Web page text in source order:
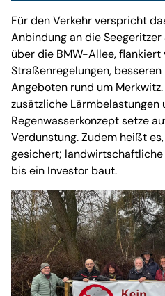
Für den Verkehr verspricht
Anbindung an die
über die BMW-Allee, flankiert
Straßenregelungen,
Angeboten rund um
zusätzliche Lärmbelastungen
Regenwasserkonzept setze
Verdunstung. Zudem heißt
gesichert;
bis ein Investor baut.